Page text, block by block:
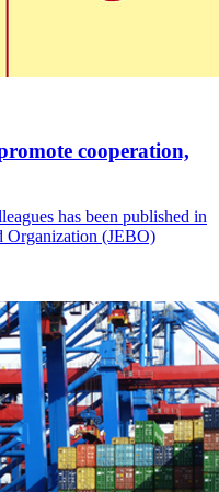
cooperation,
has been published in
Organization (JEBO)